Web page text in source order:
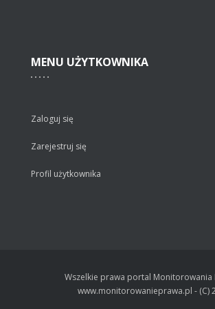
MENU UŻYTKOWNIKA
Zaloguj się
Zarejestruj się
Profil użytkownika
Wszelkie prawa portal Monitorowania
www.monitorowanieprawa.pl - (C)